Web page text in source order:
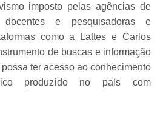
imposto pelas agências de
e pesquisadoras e
como a Lattes e Carlos
de buscas e informação
ter acesso ao conhecimento
produzido no país com